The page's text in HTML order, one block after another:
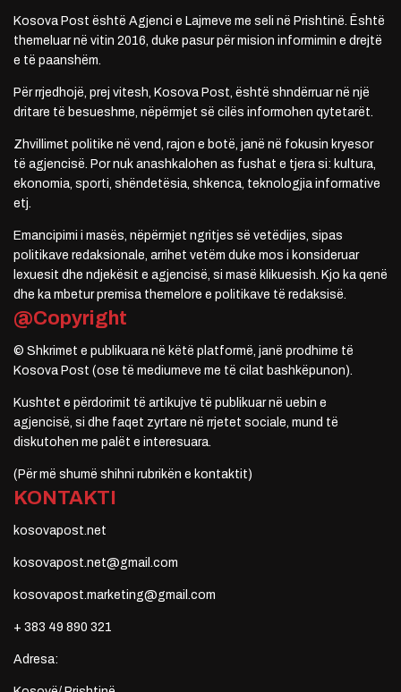
Kosova Post është Agjenci e Lajmeve me seli në Prishtinë. Është
themeluar në vitin 2016, duke pasur për mision informimin e drejtë
e të paanshëm.
Për rrjedhojë, prej vitesh, Kosova Post, është shndërruar në një
dritare të besueshme, nëpërmjet së cilës informohen qytetarët.
Zhvillimet politike në vend, rajon e botë, janë në fokusin kryesor
të agjencisë. Por nuk anashkalohen as fushat e tjera si: kultura,
ekonomia, sporti, shëndetësia, shkenca, teknologjia informative
etj.
Emancipimi i masës, nëpërmjet ngritjes së vetëdijes, sipas
politikave redaksionale, arrihet vetëm duke mos i konsideruar
lexuesit dhe ndjekësit e agjencisë, si masë klikuesish. Kjo ka qenë
dhe ka mbetur premisa themelore e politikave të redaksisë.
@Copyright
© Shkrimet e publikuara në këtë platformë, janë prodhime të
Kosova Post (ose të mediumeve me të cilat bashkëpunon).
Kushtet e përdorimit të artikujve të publikuar në uebin e
agjencisë, si dhe faqet zyrtare në rrjetet sociale, mund të
diskutohen me palët e interesuara.
(Për më shumë shihni rubrikën e kontaktit)
KONTAKTI
kosovapost.net
kosovapost.net@gmail.com
kosovapost.marketing@gmail.com
+ 383 49 890 321
Adresa: